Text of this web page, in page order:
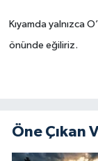
Kıyamda yalnızca
önünde eğiliriz.
Öne Çıkan
Denizli
Edirne
Diyanet TV